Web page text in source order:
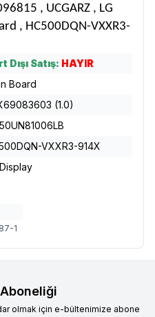
, UCGARZ , LG
, HC500DQN-VXXR3-
Dışı Satış: HAYIR
Board
(1.0)
VXXR3-914X
1
olmak için e-bültenimize abone